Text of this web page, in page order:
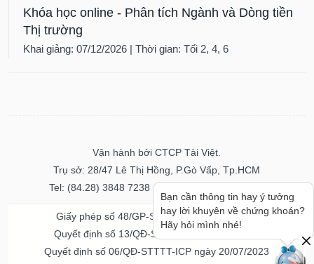
Khóa học online - Phân tích Ngành và Dòng tiền
Thị trường
Khai giảng: 07/12/2026 | Thời gian: Tối 2, 4, 6
Vận hành bởi CTCP Tài Việt.
Trụ sở: 28/47 Lê Thị Hồng, P.Gò Vấp, Tp.HCM
Tel: (84.28) 3848 7238 - Fax: (84.28) 3848 7237
Giấy phép số 48/GP-STTTT ngày 04/11/2016
Quyết định số 13/QĐ-STTTT ngày 02/11/2017
Quyết định số 06/QĐ-STTTT-ICP ngày 20/07/2023
Bạn cần thông tin hay ý tưởng
hay lời khuyên về chứng khoán?
Hãy hỏi mình nhé!